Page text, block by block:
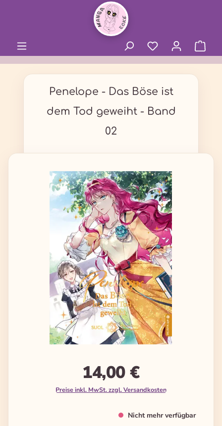
Penelope - Das Böse ist
dem Tod geweiht - Band
02
Bildergalerie überspringen
14,00 €
Preise inkl. MwSt. zzgl. Versandkosten
Nicht mehr verfügbar